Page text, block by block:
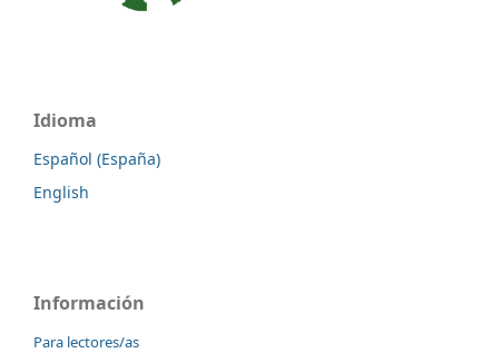
Idioma
Español (España)
English
Información
Para lectores/as